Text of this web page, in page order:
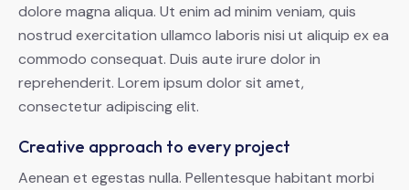
dolore magna aliqua. Ut enim ad minim veniam, quis
nostrud exercitation ullamco laboris nisi ut aliquip ex ea
commodo consequat. Duis aute irure dolor in
reprehenderit. Lorem ipsum dolor sit amet,
consectetur adipiscing elit.
Creative approach to every project
Aenean et egestas nulla. Pellentesque habitant morbi